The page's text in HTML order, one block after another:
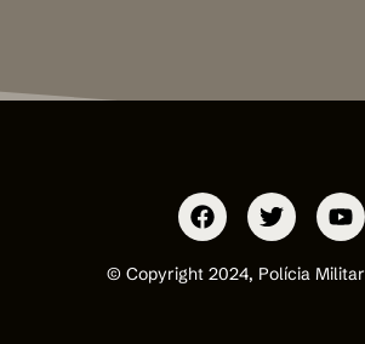
© Copyright 2024, Polícia